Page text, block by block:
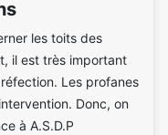
les toits des
il est très important
Les profanes
Donc, on
à A.S.D.P